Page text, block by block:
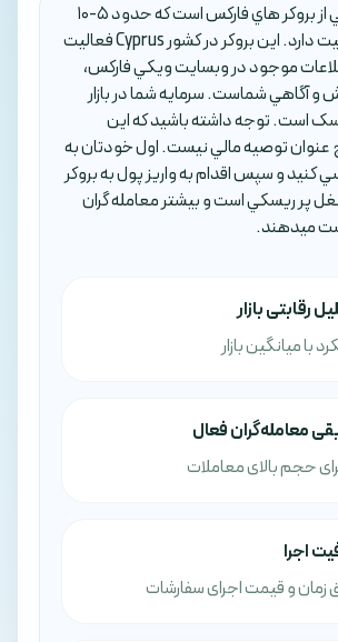
بروکر CBFX يکي از بروکر هاي فارکس است که حدود 5-10
سال تجربه فعاليت دارد. اين بروکر در کشور Cyprus فعاليت
موجود در وبسايت ويکي فارکس،
آگاهي شماست. سرمايه شما در بازار
است. توجه داشته باشيد که اين
عنوان توصيه مالي نيست. اول خودتان به
کنيد و سپس اقدام به واريز پول به بروکر
پر ريسکي است و بيشتر معامله گران
ميدهند.
رقابتی بازار
با میانگین بازار
معامله‌گران فعال
حجم بالای معاملات
اجرا
و قیمت اجرای سفارشات